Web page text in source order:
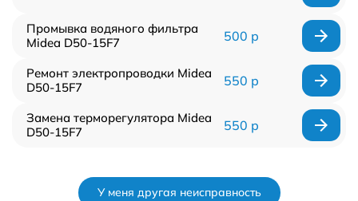
Промывка водяного фильтра
Midea D50-15F7
500 р
Ремонт электропроводки Midea
D50-15F7
550 р
Замена терморегулятора Midea
D50-15F7
550 р
У меня другая неисправность